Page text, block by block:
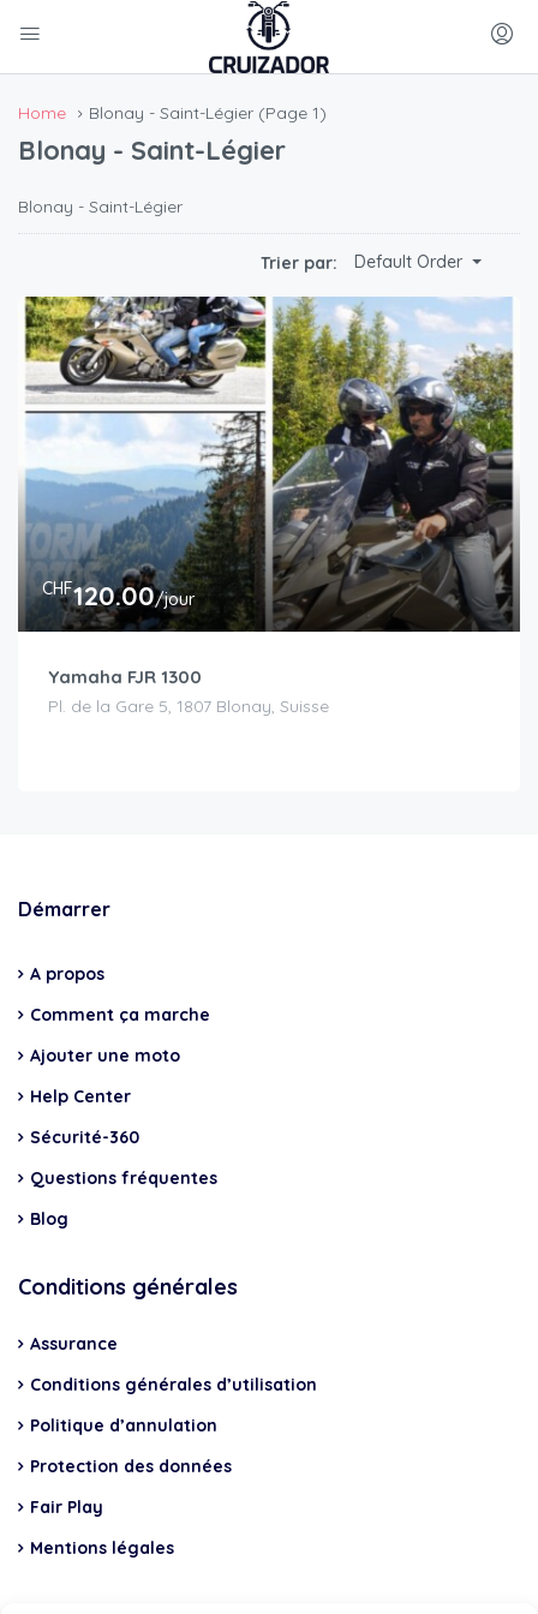
Home Blonay - Saint-Légier (Page 1)
Blonay - Saint-Légier
Blonay - Saint-Légier
Trier par: Default Order
CHF120.00/jour
Yamaha FJR 1300
Pl. de la Gare 5, 1807 Blonay, Suisse
Démarrer
A propos
Comment ça marche
Ajouter une moto
Help Center
Sécurité-360
Questions fréquentes
Blog
Conditions générales
Assurance
Conditions générales d’utilisation
Politique d’annulation
Protection des données
Fair Play
Mentions légales